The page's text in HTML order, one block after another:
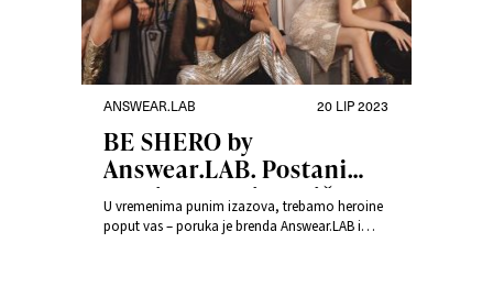
ANSWEAR.LAB 20 LIP 2023
BE SHERO by
Answear.LAB. Postani
heroina vlastite priče.
U vremenima punim izazova, trebamo heroine
poput vas – poruka je brenda Answear.LAB i